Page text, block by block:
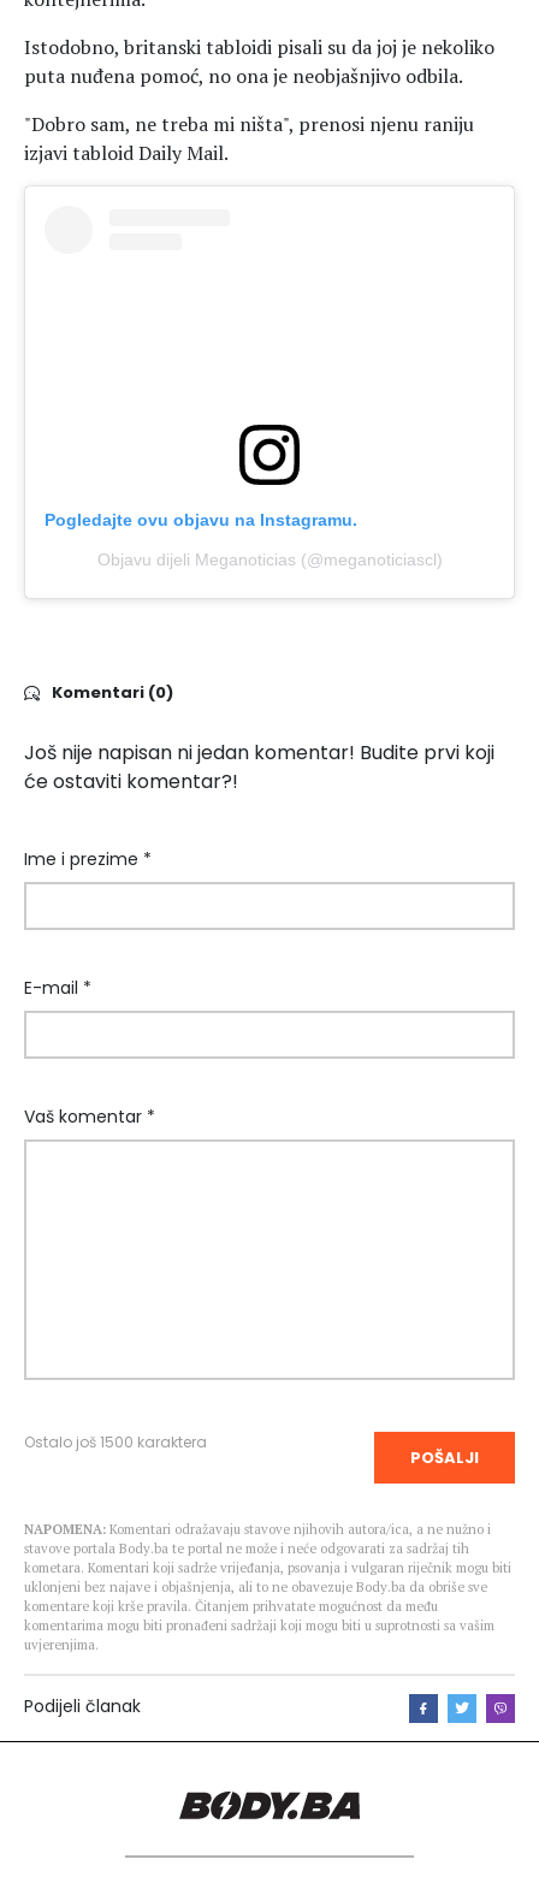
Istodobno, britanski tabloidi pisali su da joj je nekoliko
puta nuđena pomoć, no ona je neobjašnjivo odbila.
"Dobro sam, ne treba mi ništa", prenosi njenu raniju
izjavi tabloid Daily Mail.
Pogledajte ovu objavu na Instagramu.
Objavu dijeli Meganoticias (@meganoticiascl)
Komentari (0)
Još nije napisan ni jedan komentar! Budite prvi koji
će ostaviti komentar?!
Ime i prezime *
E-mail *
Vaš komentar *
Ostalo još1500 karaktera
POŠALJI
NAPOMENA: Komentari odražavaju stavove njihovih autora/ica, a ne nužno i
stavove portala Body.ba te portal ne može i neće odgovarati za sadržaj tih
kometara. Komentari koji sadrže vrijeđanja, psovanja i vulgaran riječnik mogu biti
uklonjeni bez najave i objašnjenja, ali to ne obavezuje Body.ba da obriše sve
komentare koji krše pravila. Čitanjem prihvatate mogućnost da među
komentarima mogu biti pronađeni sadržaji koji mogu biti u suprotnosti sa vašim
uvjerenjima.
Podijeli članak